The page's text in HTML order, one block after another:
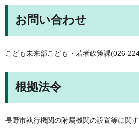
お問い合わせ
こども未来部こども・若者政策課(026-
根拠法令
長野市執行機関の附属機関の設置等に関